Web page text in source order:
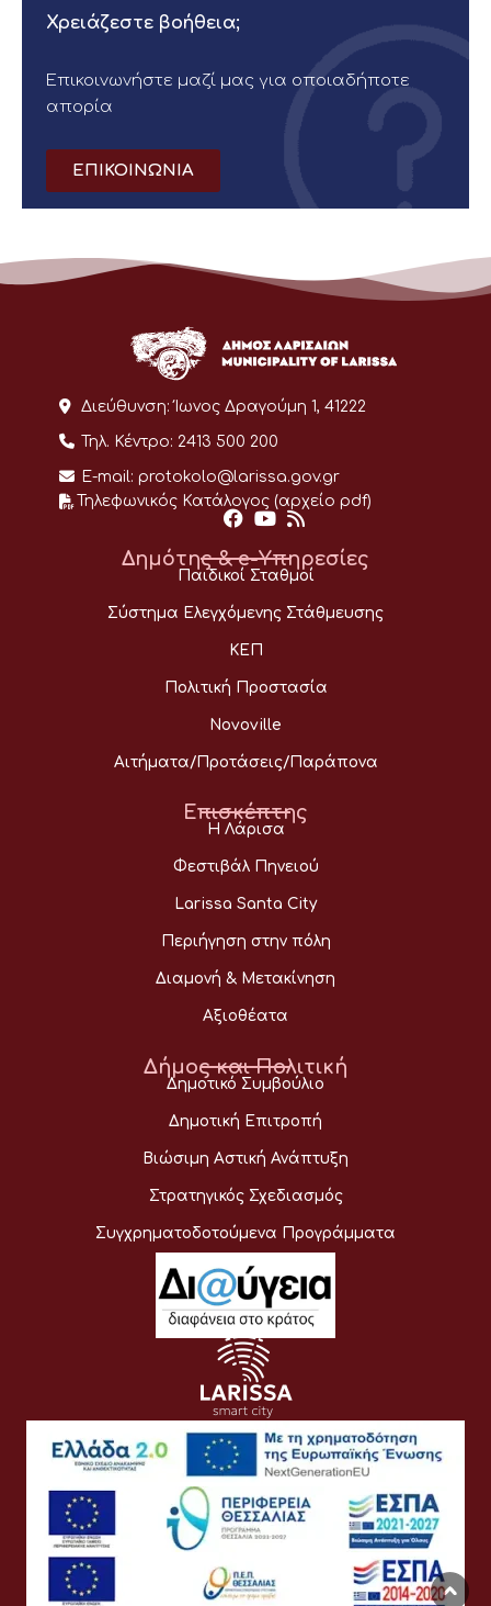
Χρειάζεστε βοήθεια;
Επικοινωνήστε μαζί μας για οποιαδήποτε
απορία
ΕΠΙΚΟΙΝΩΝΙΑ
Διεύθυνση: Ίωνος Δραγούμη 1, 41222
Τηλ. Κέντρο: 2413 500 200
E-mail: protokolo@larissa.gov.gr
Τηλεφωνικός Κατάλογος (αρχείο pdf)
Δημότης & e-Υπηρεσίες
Παιδικοί Σταθμοί
Σύστημα Ελεγχόμενης Στάθμευσης
ΚΕΠ
Πολιτική Προστασία
Novoville
Αιτήματα/Προτάσεις/Παράπονα
Επισκέπτης
Η Λάρισα
Φεστιβάλ Πηνειού
Larissa Santa City
Περιήγηση στην πόλη
Διαμονή & Μετακίνηση
Αξιοθέατα
Δήμος και Πολιτική
Δημοτικό Συμβούλιο
Δημοτική Επιτροπή
Βιώσιμη Αστική Ανάπτυξη
Στρατηγικός Σχεδιασμός
Συγχρηματοδοτούμενα Προγράμματα